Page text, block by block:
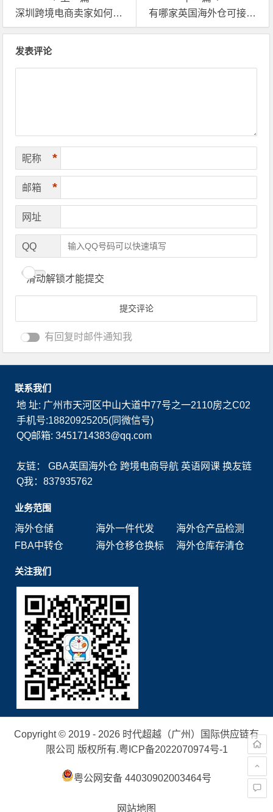
深圳跨境电商卖家如何通过英国海外仓一件代发提高产品销售
有哪家英国海外仓可接电子烟海外仓一件代发
发表评论
昵称 *
邮箱 *
网址
QQ
滑动解锁才能提交
有回复时邮件通知我
联系我们
地 址: 广州市天河区中山大道中77号之一2110房之C02
手机号:18820925205(同微信号)
QQ邮箱: 3451714383@qq.com
友链：GBA英国海外仓 跨境电商导航 英语网课 换友链
Q我：837935762
业务范围
海外仓储
海外一件代发
海外仓产品检测
FBA中转仓
海外仓移仓换标 海外仓库存清仓
关注我们
Copyright © 2019 - 2026 时代超越（广州）国际供应链有
限公司 版权所有.粤ICP备2022070974号-1
粤公网安备 44030902003464号
网站地图